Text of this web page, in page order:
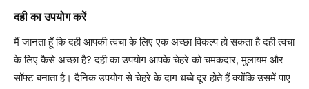
दही का उपयोग करें
मैं जानता हूँ कि दही आपकी त्वचा के लिए एक अच्छा विकल्प हो सकता है दही त्वचा
के लिए कैसे अच्छा है? दही का उपयोग आपके चेहरे को चमकदार, मुलायम और
सॉफ्ट बनाता है। दैनिक उपयोग से चेहरे के दाग धब्बे दूर होते हैं क्योंकि उसमें पाए